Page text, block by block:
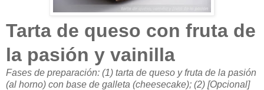
Tarta de queso con fruta de
la pasión y vainilla
Fases de preparación: (1) tarta de queso y fruta de la pasión
(al horno) con base de galleta (cheesecake); (2) [Opcional]